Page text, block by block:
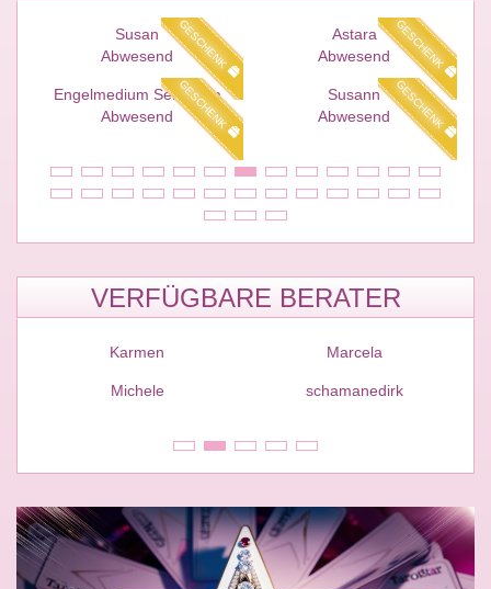
GESCHENK
Susan
Abwesend
GESCHENK
Astara
Abwesend
GESCHENK
Engelmedium Sernanda
Abwesend
GESCHENK
Susann
Abwesend
VERFÜGBARE BERATER
Karmen Marcela
Michele schamanedirk